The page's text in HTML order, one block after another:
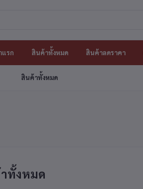
แรก สินค้าทั้งหมด สินค้าลดราคา
สินค้าทั้งหมด
ทั้งหมด